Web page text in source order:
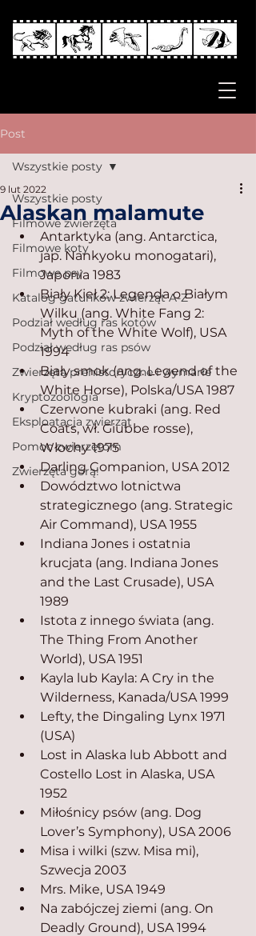
Post
Wszystkie posty
Filmowe zwierzęta
Filmowe koty
Filmowe psy
Katalog gatunków zwierząt A-Z
Podział według ras kotów
Podział według ras psów
Zwierzęta prehistoryczne i wymarłe
Kryptozoologia
Eksploatacja zwierząt
Pomoc zwierzętom
Zwierzęta górą!
Wszystkie posty
Alaskan malamute
9 lut 2022
Antarktyka (ang. Antarctica,
jap. Nankyoku monogatari),
Japonia 1983
Biały Kieł 2: Legenda o Białym
Wilku (ang. White Fang 2:
Myth of the White Wolf), USA
1994
Biały smok (ang. Legend of the
White Horse), Polska/USA 1987
Czerwone kubraki (ang. Red
Coats, wł. Giubbe rosse),
Włochy 1975
Darling Companion, USA 2012
Dowództwo lotnictwa
strategicznego (ang. Strategic
Air Command), USA 1955
Indiana Jones i ostatnia
krucjata (ang. Indiana Jones
and the Last Crusade), USA
1989
Istota z innego świata (ang.
The Thing From Another
World), USA 1951
Kayla lub Kayla: A Cry in the
Wilderness, Kanada/USA 1999
Lefty, the Dingaling Lynx 1971
(USA)
Lost in Alaska lub Abbott and
Costello Lost in Alaska, USA
1952
Miłośnicy psów (ang. Dog
Lover’s Symphony), USA 2006
Misa i wilki (szw. Misa mi),
Szwecja 2003
Mrs. Mike, USA 1949
Na zabójczej ziemi (ang. On
Deadly Ground), USA 1994